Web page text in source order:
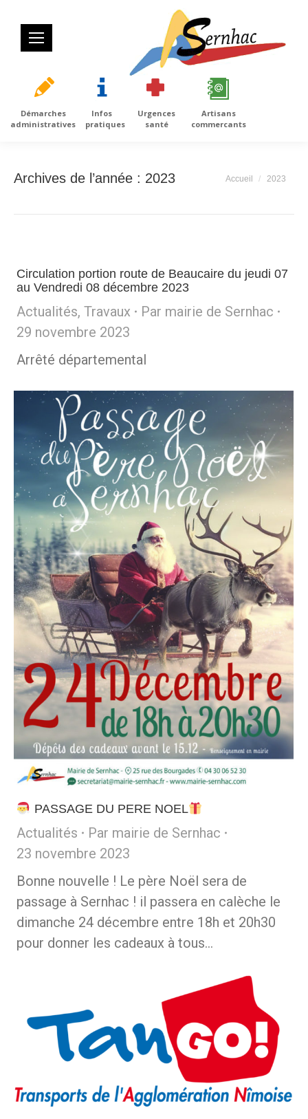
Démarches
administratives
Infos
pratiques
Urgences
santé
Artisans
commercants
Archives de l’année : 2023 Vous êtes ici :
Accueil 2023
Circulation portion route de Beaucaire du jeudi 07
au Vendredi 08 décembre 2023
Actualités, Travaux Par mairie de Sernhac
29 novembre 2023
Arrêté départemental
PASSAGE DU PERE NOEL
Actualités Par mairie de Sernhac
23 novembre 2023
Bonne nouvelle ! Le père Noël sera de
passage à Sernhac ! il passera en calèche le
dimanche 24 décembre entre 18h et 20h30
pour donner les cadeaux à tous…